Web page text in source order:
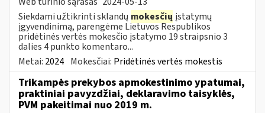
Siekdami užtikrinti sklandų mokesčių įstatymų
įgyvendinimą, parengėme Lietuvos Respublikos
pridėtinės vertės mokesčio įstatymo 19 straipsnio 3
dalies 4 punkto komentaro...
Metai: 2024 Mokesčiai: Pridėtinės vertės mokestis
Trikampės prekybos apmokestinimo ypatumai,
praktiniai pavyzdžiai, deklaravimo taisyklės,
PVM pakeitimai nuo 2019 m.